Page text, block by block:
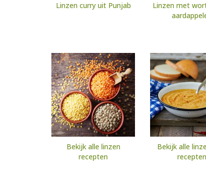
Linzen curry uit Punjab
Linzen met
Bekijk alle linzen
recepten
Bekijk alle
recepten